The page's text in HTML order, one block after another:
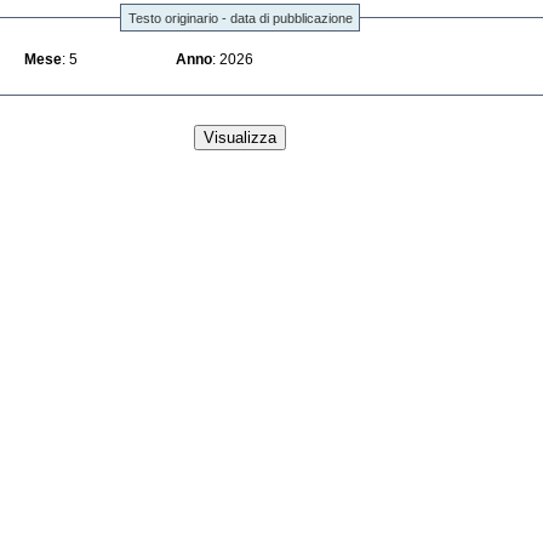
Testo originario - data di pubblicazione
Mese : 5 Anno : 2026